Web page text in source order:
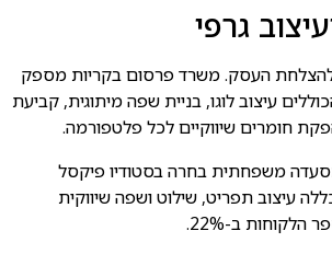
גרפי
להצלחת העסק. משרד פרסום בקריות מספק
עיצוב לוגו, בניית שפה מיתוגית, קביעת
חומרים שיווקיים לכל פלטפורמה.
משפחתית בחרה בסטודיו פיקסל
עיצוב תפריט, שילוט ושפה שיווקית
ב-22%.